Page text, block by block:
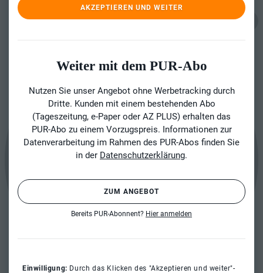
AKZEPTIEREN UND WEITER
Weiter mit dem PUR-Abo
Nutzen Sie unser Angebot ohne Werbetracking durch
Dritte. Kunden mit einem bestehenden Abo
(Tageszeitung, e-Paper oder AZ PLUS) erhalten das
PUR-Abo zu einem Vorzugspreis. Informationen zur
Datenverarbeitung im Rahmen des PUR-Abos finden Sie
in der Datenschutzerklärung.
ZUM ANGEBOT
Bereits PUR-Abonnent? Hier anmelden
Einwilligung: Durch das Klicken des "Akzeptieren und weiter"-